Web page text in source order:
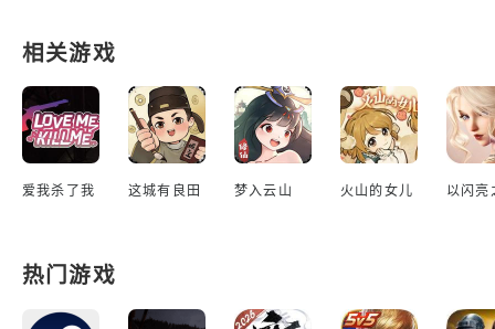
相关游戏
爱我杀了我 这城有良田 梦入云山 火山的女儿
热门游戏